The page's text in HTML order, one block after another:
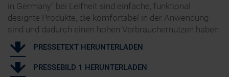
in Germany“ bei Leifheit sind einfache, funktional
designte Produkte, die komfortabel in der Anwendung
sind und dadurch einen hohen Verbrauchernutzen haben.
PRESSETEXT HERUNTERLADEN
PRESSEBILD 1 HERUNTERLADEN